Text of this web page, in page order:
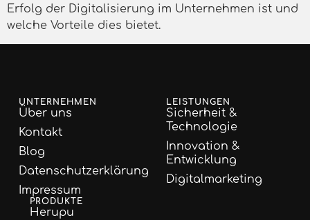
Erfolg der Digitalisierung im Unternehmen ist und
welche Vorteile dies bietet.
UNTERNEHMEN
Über uns
Kontakt
Blog
Datenschutzerklärung
Impressum
LEISTUNGEN
Sicherheit &
Technologie
Innovation &
Entwicklung
Digitalmarketing
PRODUKTE
Herupu